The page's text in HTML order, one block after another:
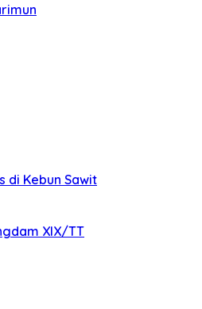
di Kebun Sawit
XIX/TT